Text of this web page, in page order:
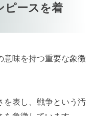
ピースを着
意味を持つ重要な象徴
を表し、戦争という汚